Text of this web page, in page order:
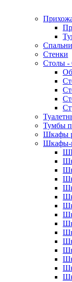
Спальни
Стенки
Столы -
Тумбы
Шкафы
Шкафы-